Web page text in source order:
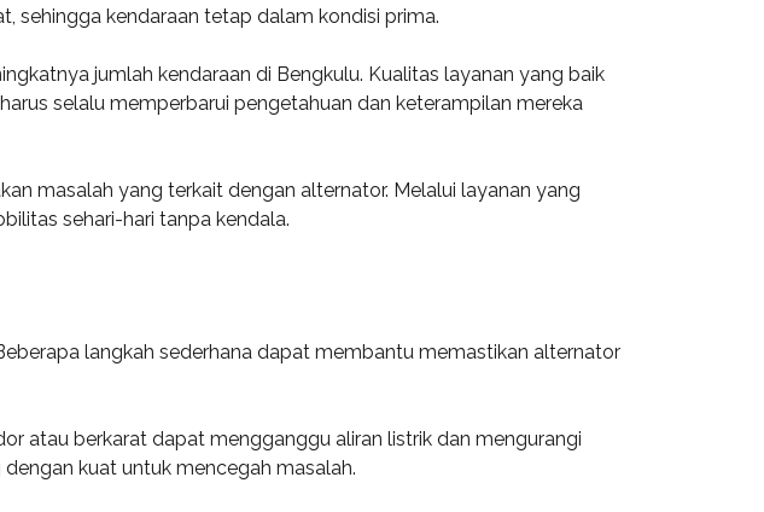
sehingga kendaraan tetap dalam kondisi prima.
jumlah kendaraan di Bengkulu. Kualitas layanan yang baik
selalu memperbarui pengetahuan dan keterampilan mereka
masalah yang terkait dengan alternator. Melalui layanan yang
sehari-hari tanpa kendala.
langkah sederhana dapat membantu memastikan alternator
atau berkarat dapat mengganggu aliran listrik dan mengurangi
kuat untuk mencegah masalah.